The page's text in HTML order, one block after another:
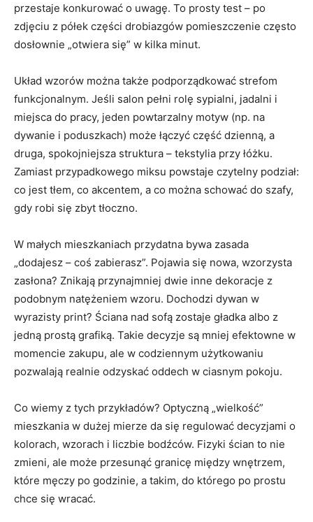
przestaje konkurować o uwagę. To prosty test – po
zdjęciu z półek części drobiazgów pomieszczenie często
dosłownie „otwiera się” w kilka minut.
Układ wzorów można także podporządkować strefom
funkcjonalnym. Jeśli salon pełni rolę sypialni, jadalni i
miejsca do pracy, jeden powtarzalny motyw (np. na
dywanie i poduszkach) może łączyć część dzienną, a
druga, spokojniejsza struktura – tekstylia przy łóżku.
Zamiast przypadkowego miksu powstaje czytelny podział:
co jest tłem, co akcentem, a co można schować do szafy,
gdy robi się zbyt tłoczno.
W małych mieszkaniach przydatna bywa zasada
„dodajesz – coś zabierasz”. Pojawia się nowa, wzorzysta
zasłona? Znikają przynajmniej dwie inne dekoracje z
podobnym natężeniem wzoru. Dochodzi dywan w
wyrazisty print? Ściana nad sofą zostaje gładka albo z
jedną prostą grafiką. Takie decyzje są mniej efektowne w
momencie zakupu, ale w codziennym użytkowaniu
pozwalają realnie odzyskać oddech w ciasnym pokoju.
Co wiemy z tych przykładów? Optyczną „wielkość”
mieszkania w dużej mierze da się regulować decyzjami o
kolorach, wzorach i liczbie bodźców. Fizyki ścian to nie
zmieni, ale może przesunąć granicę między wnętrzem,
które męczy po godzinie, a takim, do którego po prostu
chce się wracać.